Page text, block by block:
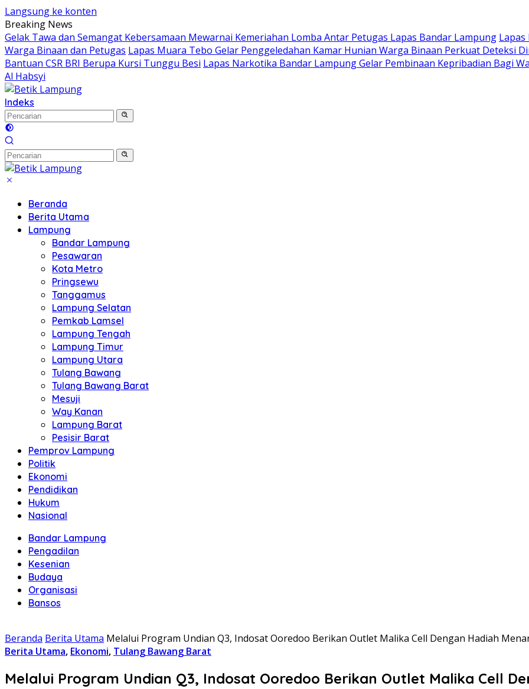
Langsung ke konten
Breaking News
Gelak Tawa dan Semangat Kebersamaan Mewarnai Kemeriahan Lomba Antar Petugas Lapas Bandar Lampung Lapas
Warga Binaan dan Petugas Lapas Muara Tebo Gelar Penggeledahan Kamar Hunian Warga Binaan Perkuat Deteksi
Bantuan CSR BRI Berupa Kursi Tunggu Besi Lapas Narkotika Bandar Lampung Gelar Pembinaan Kepribadian Bagi
Al Habsyi
Indeks
Beranda
Berita Utama
Lampung
Bandar Lampung
Pesawaran
Kota Metro
Pringsewu
Tanggamus
Lampung Selatan
Pemkab Lamsel
Lampung Tengah
Lampung Timur
Lampung Utara
Tulang Bawang
Tulang Bawang Barat
Mesuji
Way Kanan
Lampung Barat
Pesisir Barat
Pemprov Lampung
Politik
Ekonomi
Pendidikan
Hukum
Nasional
Bandar Lampung
Pengadilan
Kesenian
Budaya
Organisasi
Bansos
Beranda Berita Utama Melalui Program Undian Q3, Indosat Ooredoo Berikan Outlet Malika Cell Dengan Hadiah
Berita Utama, Ekonomi, Tulang Bawang Barat
Melalui Program Undian Q3, Indosat Ooredoo Berikan Outlet Malika Cell